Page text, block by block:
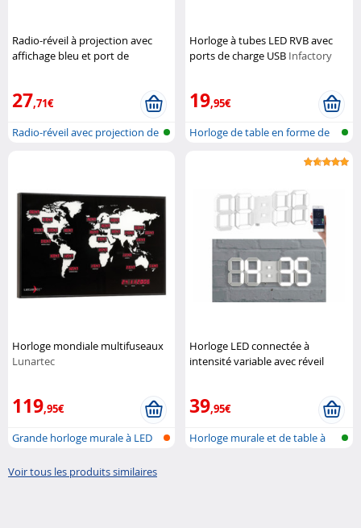
Radio-réveil à projection avec
affichage bleu et port de
27,71€
Radio-réveil avec projection de
Horloge à tubes LED RVB avec
ports de charge USB Infactory
19,95€
Horloge de table en forme de
Horloge mondiale multifuseaux
Lunartec
119,95€
Grande horloge murale à LED
Horloge LED connectée à
intensité variable avec réveil
39,95€
Horloge murale et de table à
Voir tous les produits similaires